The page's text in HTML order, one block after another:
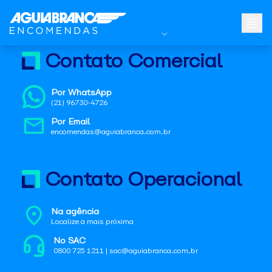
Contato Comercial
Por WhatsApp
(21) 96730-4726
Por Email
encomendas@aguiabranca.com.br
Contato Operacional
Na agência
Localize a mais próxima
No SAC
0800 725 1211 | sac@aguiabranca.com.br